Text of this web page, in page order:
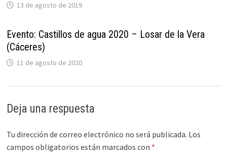
13 de agosto de 2019
Evento: Castillos de agua 2020 – Losar de la Vera
(Cáceres)
11 de agosto de 2020
Deja una respuesta
Tu dirección de correo electrónico no será publicada. Los
campos obligatorios están marcados con *